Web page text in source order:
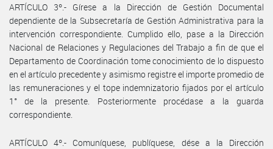
ARTÍCULO 3º.- Gírese a la Dirección de Gestión Documental
dependiente de la Subsecretaría de Gestión Administrativa para la
intervención correspondiente. Cumplido ello, pase a la Dirección
Nacional de Relaciones y Regulaciones del Trabajo a fin de que el
Departamento de Coordinación tome conocimiento de lo dispuesto
en el artículo precedente y asimismo registre el importe promedio de
las remuneraciones y el tope indemnizatorio fijados por el artículo
1° de la presente. Posteriormente procédase a la guarda
correspondiente.
ARTÍCULO 4º.- Comuníquese, publíquese, dése a la Dirección